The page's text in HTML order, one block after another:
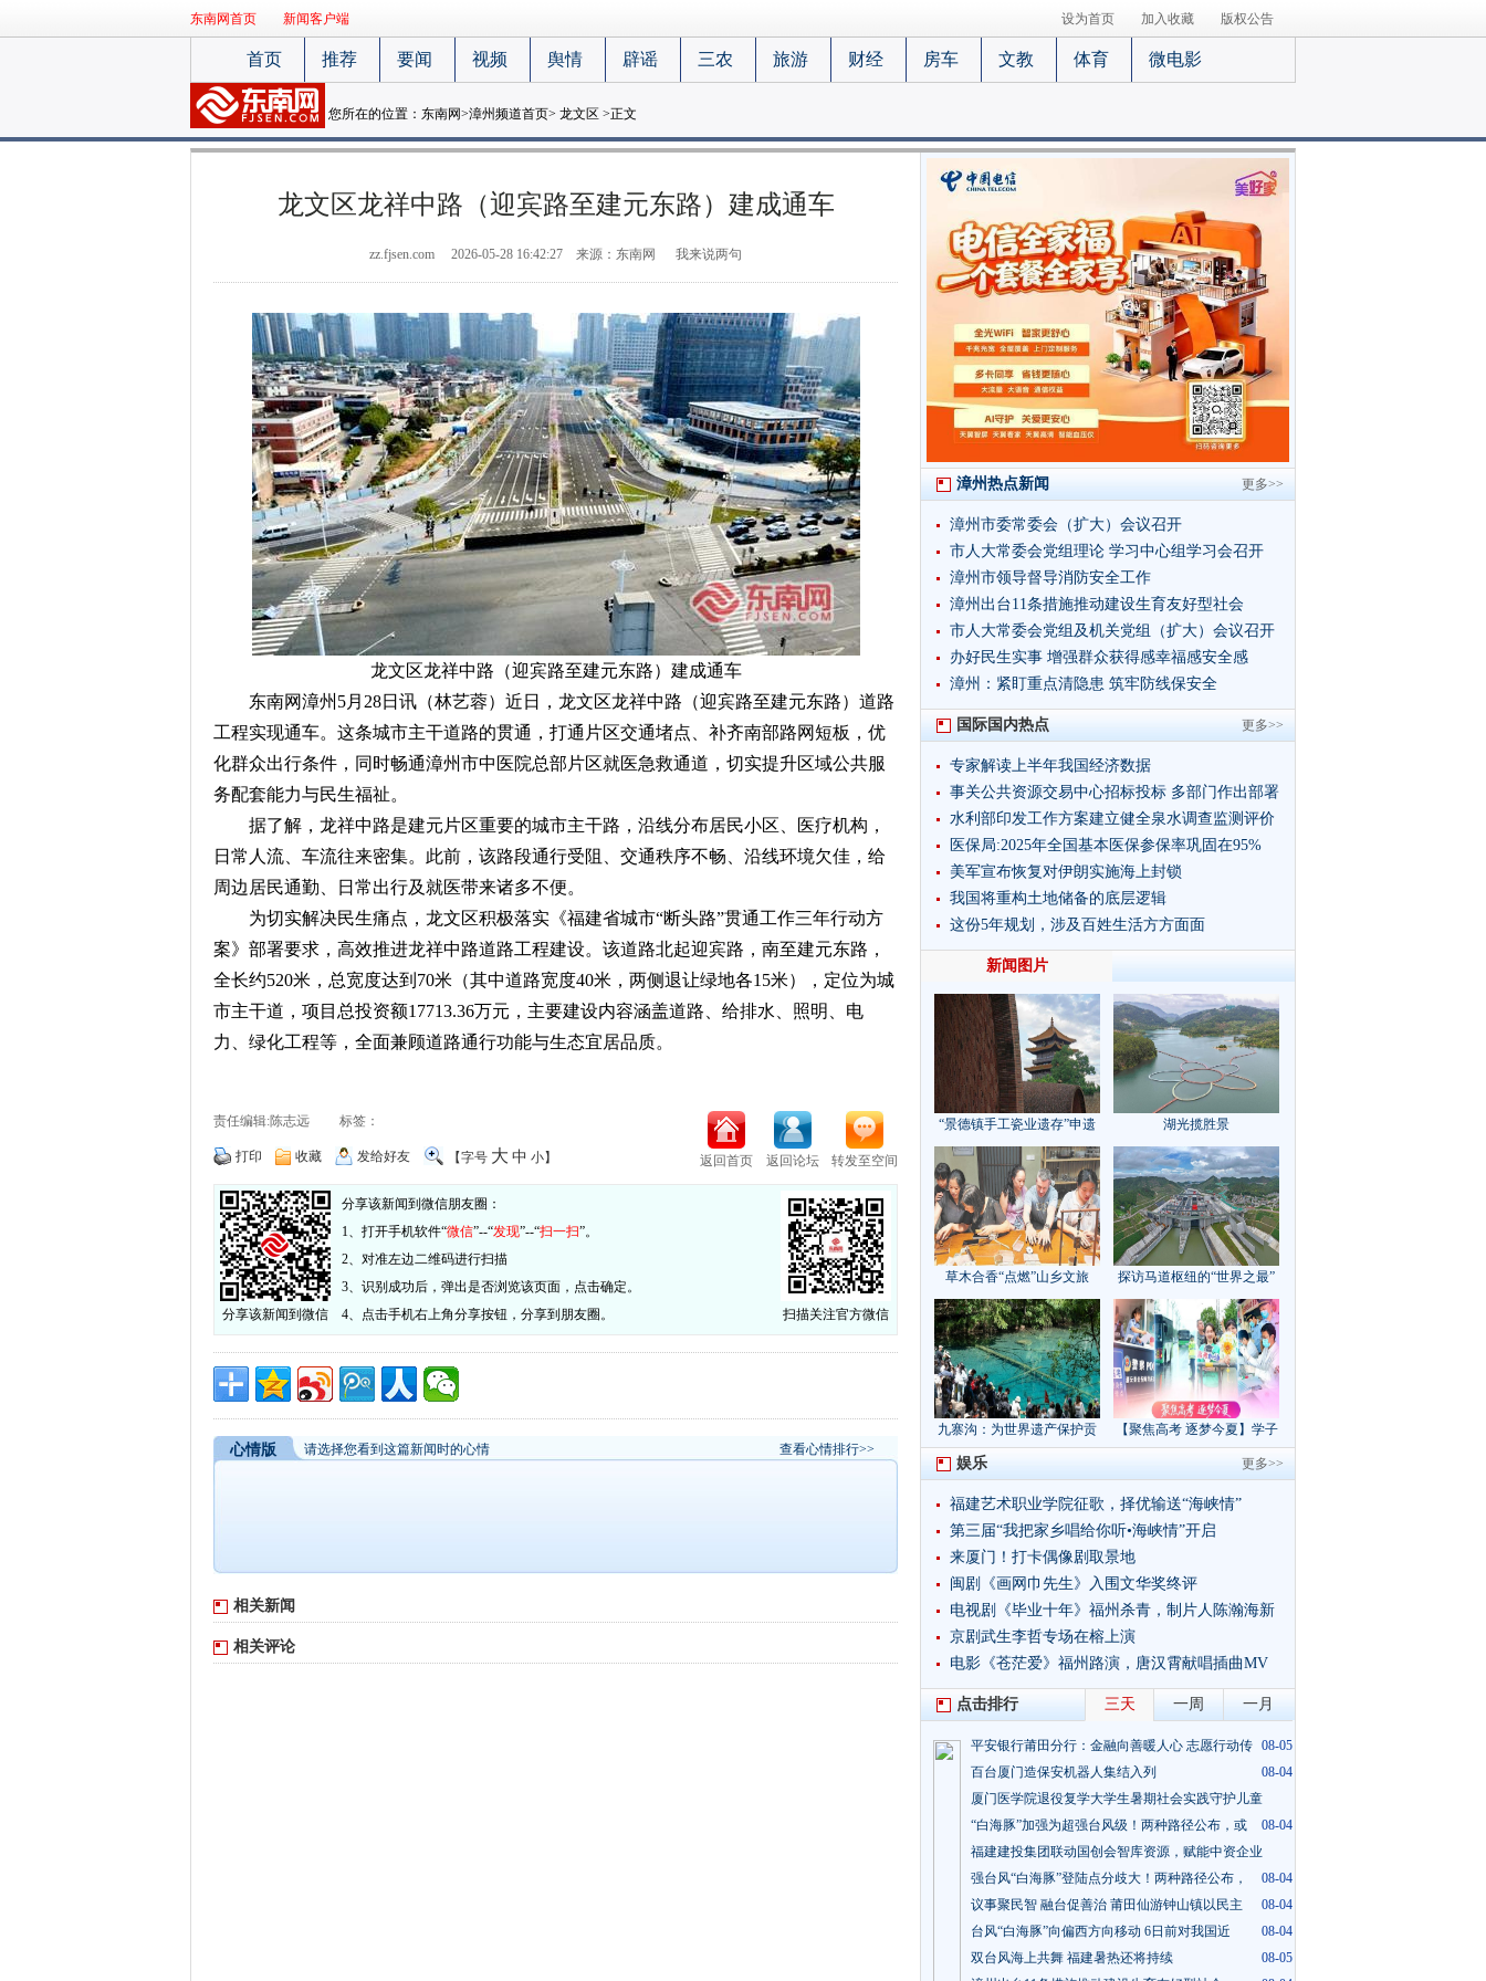
东南网首页 新闻客户端 设为首页 加入收藏 版权公告
首页 推荐 要闻 视频 舆情 辟谣 三农 旅游 财经 房车 文教 体育 微电影
您所在的位置： 东南网>漳州频道首页> 龙文区 >正文
龙文区龙祥中路（迎宾路至建元东路）建成通车
zz.fjsen.com 2026-05-28 16:42:27 来源：东南网 我来说两句
龙文区龙祥中路（迎宾路至建元东路）建成通车
东南网漳州5月28日讯（林艺蓉）近日，龙文区龙祥中路（迎宾路至建元东路）道路
工程实现通车。这条城市主干道路的贯通，打通片区交通堵点、补齐南部路网短板，优
化群众出行条件，同时畅通漳州市中医院总部片区就医急救通道，切实提升区域公共服
务配套能力与民生福祉。
据了解，龙祥中路是建元片区重要的城市主干路，沿线分布居民小区、医疗机构，
日常人流、车流往来密集。此前，该路段通行受阻、交通秩序不畅、沿线环境欠佳，给
周边居民通勤、日常出行及就医带来诸多不便。
为切实解决民生痛点，龙文区积极落实《福建省城市“断头路”贯通工作三年行动方
案》部署要求，高效推进龙祥中路道路工程建设。该道路北起迎宾路，南至建元东路，
全长约520米，总宽度达到70米（其中道路宽度40米，两侧退让绿地各15米），定位为城
市主干道，项目总投资额17713.36万元，主要建设内容涵盖道路、给排水、照明、电
力、绿化工程等，全面兼顾道路通行功能与生态宜居品质。
责任编辑:陈志远 标签：
打印 收藏 发给好友 【字号 大 中 小】 返回首页 返回论坛 转发至空间
扫描关注官方微信
分享该新闻到微信
分享该新闻到微信朋友圈：
1、打开手机软件“微信”--“发现”--“扫一扫”。
2、对准左边二维码进行扫描
3、识别成功后，弹出是否浏览该页面，点击确定。
4、点击手机右上角分享按钮，分享到朋友圈。
心情版 请选择您看到这篇新闻时的心情 查看心情排行>>
相关新闻
相关评论
更多>>
漳州热点新闻
漳州市委常委会（扩大）会议召开
市人大常委会党组理论 学习中心组学习会召开
漳州市领导督导消防安全工作
漳州出台11条措施推动建设生育友好型社会
市人大常委会党组及机关党组（扩大）会议召开
办好民生实事 增强群众获得感幸福感安全感
漳州：紧盯重点清隐患 筑牢防线保安全
更多>>
国际国内热点
专家解读上半年我国经济数据
事关公共资源交易中心招标投标 多部门作出部署
水利部印发工作方案建立健全泉水调查监测评价
制度
医保局:2025年全国基本医保参保率巩固在95%
美军宣布恢复对伊朗实施海上封锁
我国将重构土地储备的底层逻辑
这份5年规划，涉及百姓生活方方面面
新闻图片
“景德镇手工瓷业遗存”申遗
成功
湖光揽胜景
草木合香“点燃”山乡文旅 探访马道枢纽的“世界之最”
九寨沟：为世界遗产保护贡
献“中国方案”｜美丽中国行
【聚焦高考 逐梦今夏】学子
执笔追梦，各方同心护航
更多>>
娱乐
福建艺术职业学院征歌，择优输送“海峡情”
​第三届“我把家乡唱给你听•海峡情”开启
来厦门！打卡偶像剧取景地
闽剧《画网巾先生》入围文华奖终评
​电视剧《毕业十年》福州杀青，制片人陈瀚海新
突破
京剧武生李哲专场在榕上演
​电影《苍茫爱》福州路演，唐汉霄献唱插曲MV
点击排行 三天 一周 一月
平安银行莆田分行：金融向善暖人心 志愿行动传 08-05
百台厦门造保安机器人集结入列
08-04
厦门医学院退役复学大学生暑期社会实践守护儿童
08-05
“白海豚”加强为超强台风级！两种路径公布，或
08-04
福建建投集团联动国创会智库资源，赋能中资企业
08-06
强台风“白海豚”登陆点分歧大！两种路径公布，
08-04
议事聚民智 融台促善治 莆田仙游钟山镇以民主
08-04
台风“白海豚”向偏西方向移动 6日前对我国近
08-04
双台风海上共舞 福建暑热还将持续
08-05